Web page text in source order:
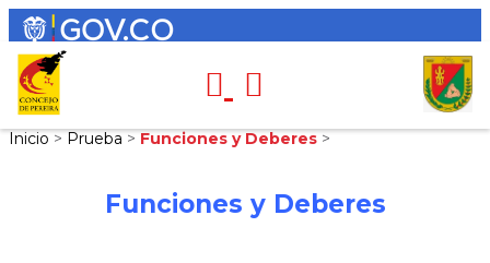
Inicio > Prueba > Funciones y Deberes >
Funciones y Deberes